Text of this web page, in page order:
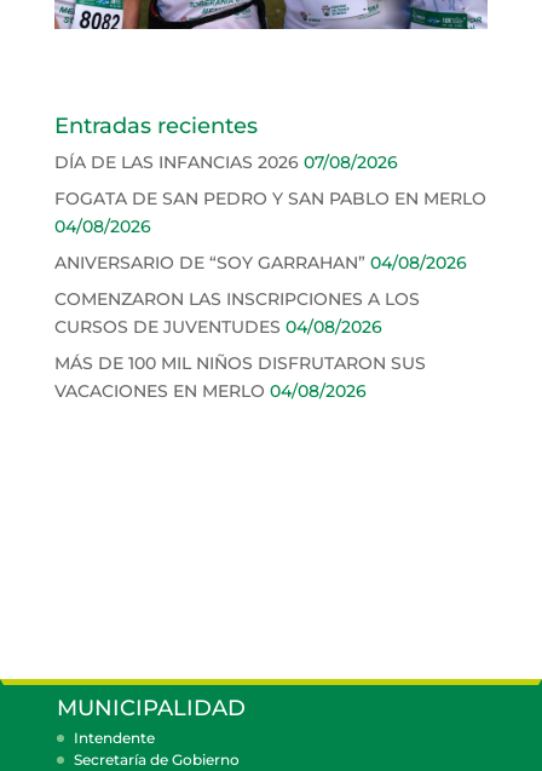
Entradas recientes
DÍA DE LAS INFANCIAS 2026 07/08/2026
FOGATA DE SAN PEDRO Y SAN PABLO EN MERLO
04/08/2026
ANIVERSARIO DE “SOY GARRAHAN” 04/08/2026
COMENZARON LAS INSCRIPCIONES A LOS
CURSOS DE JUVENTUDES 04/08/2026
MÁS DE 100 MIL NIÑOS DISFRUTARON SUS
VACACIONES EN MERLO 04/08/2026
MUNICIPALIDAD
Intendente
Secretaría de Gobierno